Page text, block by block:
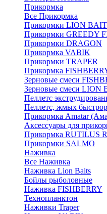
Прикормка
Все Прикормка
Прикормки LION
Прикормки GREEDY
Прикормки DRAGON
Прикормка VABIK
Прикормки TRAPER
Прикормка
Зерновые смеси
Зерновые смеси LION
Пеллетс
Пеллетс, жмых
Прикормка Amatar
Аксессуары для
Прикормка RUTILUS
Прикормки SALMO
Наживка
Все Наживка
Наживка Lion Baits
Бойлы рыболовные
Наживка FISHBERRY
Технопланктон
Наживки Traper